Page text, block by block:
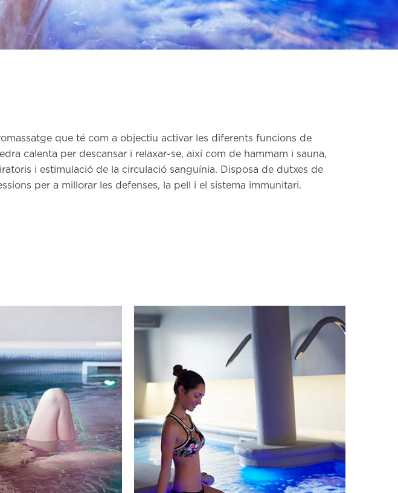
que té com a objectiu activar les diferents funcions de
calenta per descansar i relaxar-se, així com de hammam i sauna,
i estimulació de la circulació sanguínia. Disposa de dutxes de
per a millorar les defenses, la pell i el sistema immunitari.